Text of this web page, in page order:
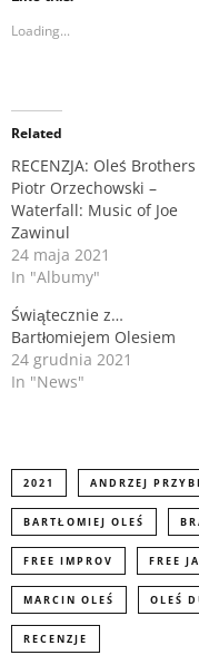
s
n
T
w
i
t
t
e
(
O
p
e
i
n
n
e
w
)
a
c
e
b
o
(
O
s
i
n
n
w
)
Loading...
Related
RECENZJA: Oleś
Piotr Orzechowski –
Waterfall: Music of Joe
Zawinul
24 maja 2021
In "Albumy"
Świątecznie z…
Bartłomiejem Olesiem
24 grudnia 2021
In "News"
2021 ANDRZEJ
BARTŁOMIEJ OLEŚ
FREE IMPROV FREE
MARCIN OLEŚ OLEŚ
RECENZJE